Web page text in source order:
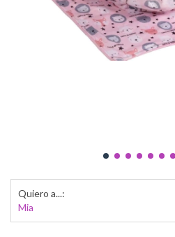
Quiero a...:
Mia